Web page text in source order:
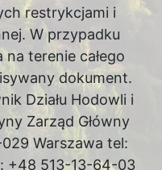
restrykcjami i
W przypadku
terenie całego
dokument.
Działu Hodowli i
Zarząd Główny
Warszawa tel:
+48 513-13-64-03